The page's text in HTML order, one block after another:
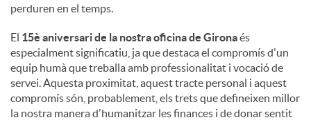
perduren en el temps.
El 15è aniversari de la nostra oficina de Gironaés
especialment significatiu, ja que destaca el compromís d'un
equip humà que treballa amb professionalitat i vocació de
servei. Aquesta proximitat, aquest tracte personal i aquest
compromís són, probablement, els trets que defineixen millor
la nostra manera d'humanitzar les finances i de donar sentit